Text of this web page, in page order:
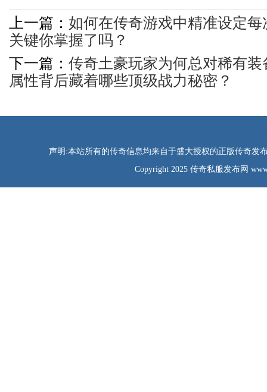
上一篇： 如何在传奇游戏中精准设定
关键你掌握了吗？
下一篇： 传奇土豪玩家为何总对稀有
属性背后藏着哪些顶级战力秘密？
声明:本站所有的传奇信息均来自于盛大授权的正版传奇发
Copyright 2025 传奇私服发布网